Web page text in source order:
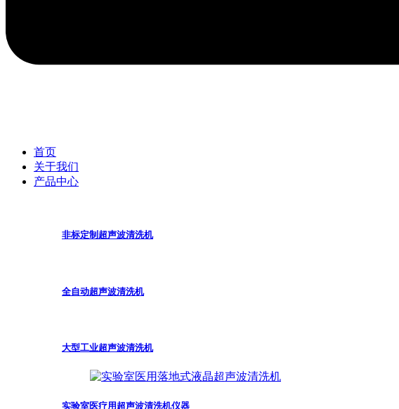
首页
关于我们
产品中心
非标定制超声波清洗机
全自动超声波清洗机
大型工业超声波清洗机
实验室医疗用超声波清洗机仪器